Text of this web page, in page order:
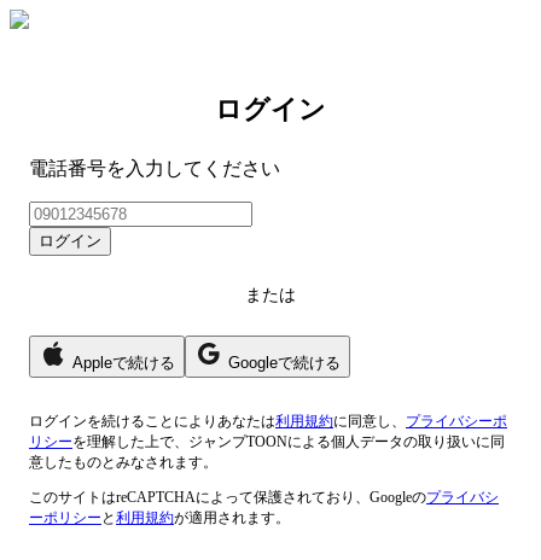
ログイン
電話番号を入力してください
ログイン
または
Appleで続ける Googleで続ける
ログインを続けることによりあなたは利用規約に同意し、 プライバシーポ
リシーを理解した上で、ジャンプTOONによる個人データの取り扱いに同
意したものとみなされます。
このサイトはreCAPTCHAによって保護されており、Googleのプライバシ
ーポリシー と利用規約が適用されます。